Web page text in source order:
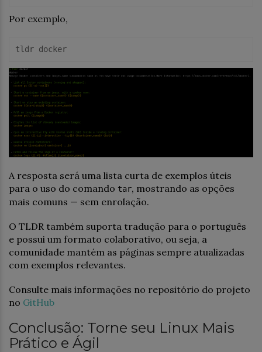
Por exemplo,
tldr docker
A resposta será uma lista curta de exemplos úteis
para o uso do comando tar, mostrando as opções
mais comuns — sem enrolação.
O TLDR também suporta tradução para o português
e possui um formato colaborativo, ou seja, a
comunidade mantém as páginas sempre atualizadas
com exemplos relevantes.
Consulte mais informações no repositório do projeto
no GitHub
Conclusão: Torne seu Linux Mais
Prático e Ágil